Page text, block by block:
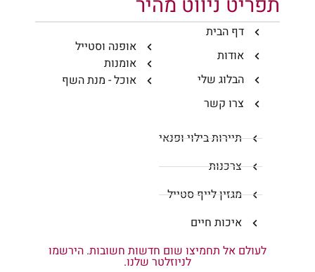
דף הבית
אודות
הבלוג שלי
צרו קשר
אופנה וסטייל
אומנות
אוכל - מנת השף
תיירות בילוי ופנאי
צרכנות
מגזין לייף סטייל
איכות חיים
לעולם אל תחמיצו שום חדשות חשובות. הירשמו
לניוזלטר שלנו.